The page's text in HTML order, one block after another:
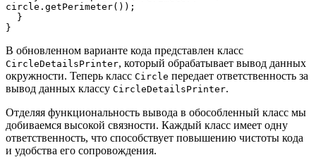
circle.getPerimeter());
  }
}
В обновленном варианте кода представлен класс
CircleDetailsPrinter, который обрабатывает вывод данных
окружности. Теперь класс Circle передает ответственность за
вывод данных классу CircleDetailsPrinter.
Отделяя функциональность вывода в обособленный класс мы
добиваемся высокой связности. Каждый класс имеет одну
ответственность, что способствует повышению чистоты кода
и удобства его сопровождения.